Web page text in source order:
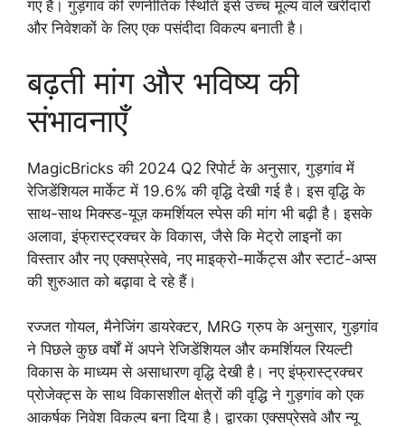
गए हैं। गुड़गांव की रणनीतिक स्थिति इसे उच्च मूल्य वाले खरीदारों
और निवेशकों के लिए एक पसंदीदा विकल्प बनाती है।
बढ़ती मांग और भविष्य की
संभावनाएँ
MagicBricks की 2024 Q2 रिपोर्ट के अनुसार, गुड़गांव में
रेजिडेंशियल मार्केट में 19.6% की वृद्धि देखी गई है। इस वृद्धि के
साथ-साथ मिक्स्ड-यूज़ कमर्शियल स्पेस की मांग भी बढ़ी है। इसके
अलावा, इंफ्रास्ट्रक्चर के विकास, जैसे कि मेट्रो लाइनों का
विस्तार और नए एक्सप्रेसवे, नए माइक्रो-मार्केट्स और स्टार्ट-अप्स
की शुरुआत को बढ़ावा दे रहे हैं।
रज्जत गोयल, मैनेजिंग डायरेक्टर, MRG ग्रुप के अनुसार, गुड़गांव
ने पिछले कुछ वर्षों में अपने रेजिडेंशियल और कमर्शियल रियल्टी
विकास के माध्यम से असाधारण वृद्धि देखी है। नए इंफ्रास्ट्रक्चर
प्रोजेक्ट्स के साथ विकासशील क्षेत्रों की वृद्धि ने गुड़गांव को एक
आकर्षक निवेश विकल्प बना दिया है। द्वारका एक्सप्रेसवे और न्यू